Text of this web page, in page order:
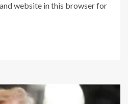
and website in this browser for